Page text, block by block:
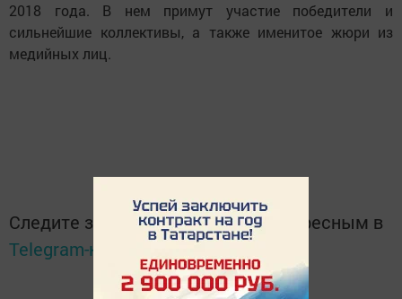
2018 года. В нем примут участие победители и
сильнейшие коллективы, а также именитое жюри из
медийных лиц.
Следите за самым важным и интересным в
Telegram-канале
Татмедиа